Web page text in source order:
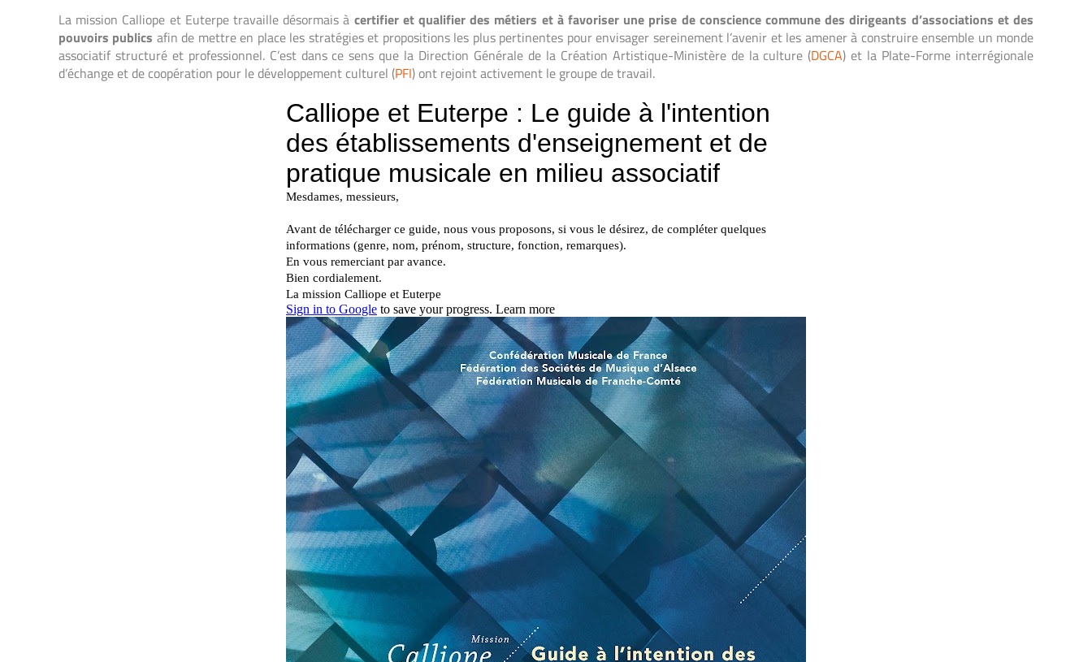
La mission Calliope et Euterpe travaille désormais à certifier et qualifier des métiers et à favoriser une prise de conscience commune des dirigeants d’associations et des
pouvoirs publics afin de mettre en place les stratégies et propositions les plus pertinentes pour envisager sereinement l’avenir et les amener à construire ensemble un monde
associatif structuré et professionnel. C’est dans ce sens que la Direction Générale de la Création Artistique-Ministère de la culture (DGCA) et la Plate-Forme interrégionale
d’échange et de coopération pour le développement culturel (PFI) ont rejoint activement le groupe de travail.